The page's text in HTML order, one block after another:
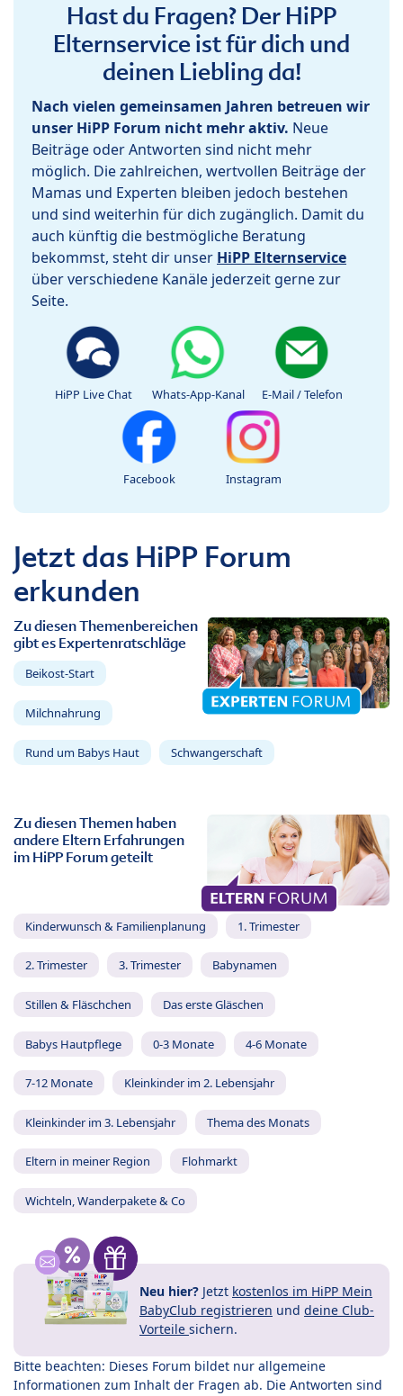
Hast du Fragen? Der HiPP
Elternservice ist für dich und
deinen Liebling da!
Nach vielen gemeinsamen Jahren betreuen wir
unser HiPP Forum nicht mehr aktiv. Neue
Beiträge oder Antworten sind nicht mehr
möglich. Die zahlreichen, wertvollen Beiträge der
Mamas und Experten bleiben jedoch bestehen
und sind weiterhin für dich zugänglich. Damit du
auch künftig die bestmögliche Beratung
bekommst, steht dir unser HiPP Elternservice
über verschiedene Kanäle jederzeit gerne zur
Seite.
HiPP Live Chat Whats-App-Kanal E-Mail / Telefon
Facebook Instagram
Jetzt das HiPP Forum
erkunden
Zu diesen Themenbereichen
gibt es Expertenratschläge
Beikost-Start
Milchnahrung
Rund um Babys Haut Schwangerschaft
Zu diesen Themen haben
andere Eltern Erfahrungen
im HiPP Forum geteilt
Kinderwunsch & Familienplanung 1. Trimester
2. Trimester 3. Trimester Babynamen
Stillen & Fläschchen Das erste Gläschen
Babys Hautpflege 0-3 Monate 4-6 Monate
7-12 Monate Kleinkinder im 2. Lebensjahr
Kleinkinder im 3. Lebensjahr Thema des Monats
Eltern in meiner Region Flohmarkt
Wichteln, Wanderpakete & Co
Neu hier? Jetzt kostenlos im HiPP Mein
BabyClub registrieren und deine Club-
Vorteile sichern.
Bitte beachten: Dieses Forum bildet nur allgemeine
Informationen zum Inhalt der Fragen ab. Die Antworten sind